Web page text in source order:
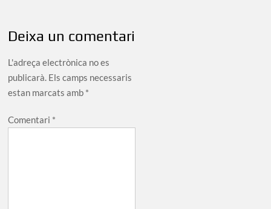
Deixa un comentari
L'adreça electrònica no es
publicarà. Els camps necessaris
estan marcats amb *
Comentari *